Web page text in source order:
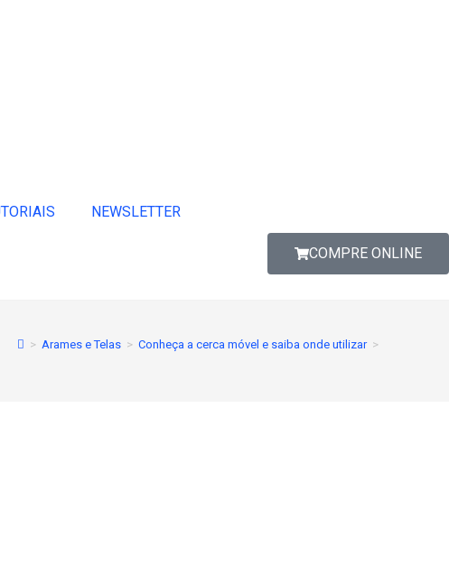
NEWSLETTER
COMPRE ONLINE
> Arames e Telas > Conheça a cerca móvel e saiba onde utilizar >